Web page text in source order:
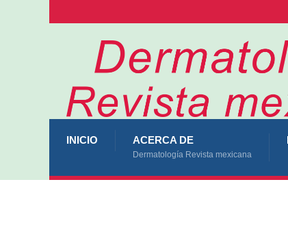
INICIO ACERCA DE
Dermatología Revista mexicana